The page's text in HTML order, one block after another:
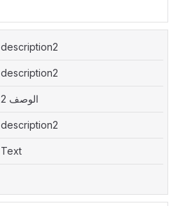
description2
description2
الوصف 2
description2
Text